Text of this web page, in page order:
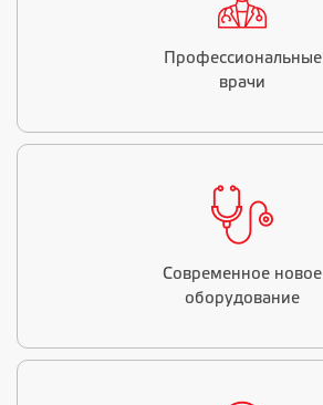
Профессиональные
врачи
Современное новое
оборудование